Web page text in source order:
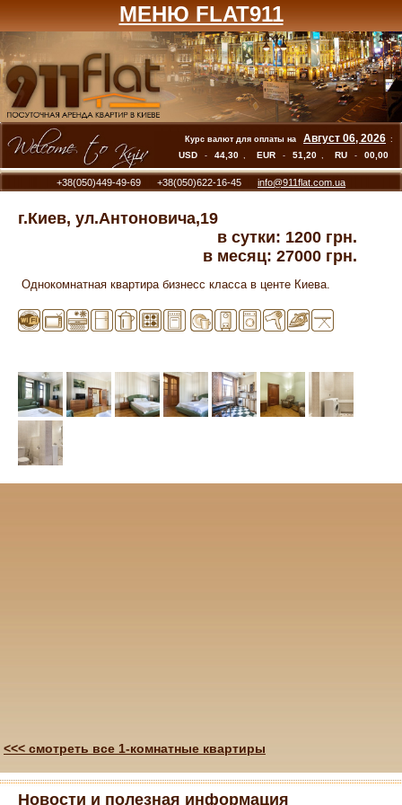
МЕНЮ FLAT911
Курс валют для оплаты на Август 06, 2026 :
USD - 44,30 , EUR - 51,20 , RU - 00,00
+38(050)449-49-69 +38(050)622-16-45 info@911flat.com.ua
г.Киев, ул.Антоновича,19
в сутки: 1200 грн.
в месяц: 27000 грн.
Однокомнатная квартира бизнесс класса в центе Киева.
<<< смотреть все 1-комнатные квартиры
Новости и полезная информация